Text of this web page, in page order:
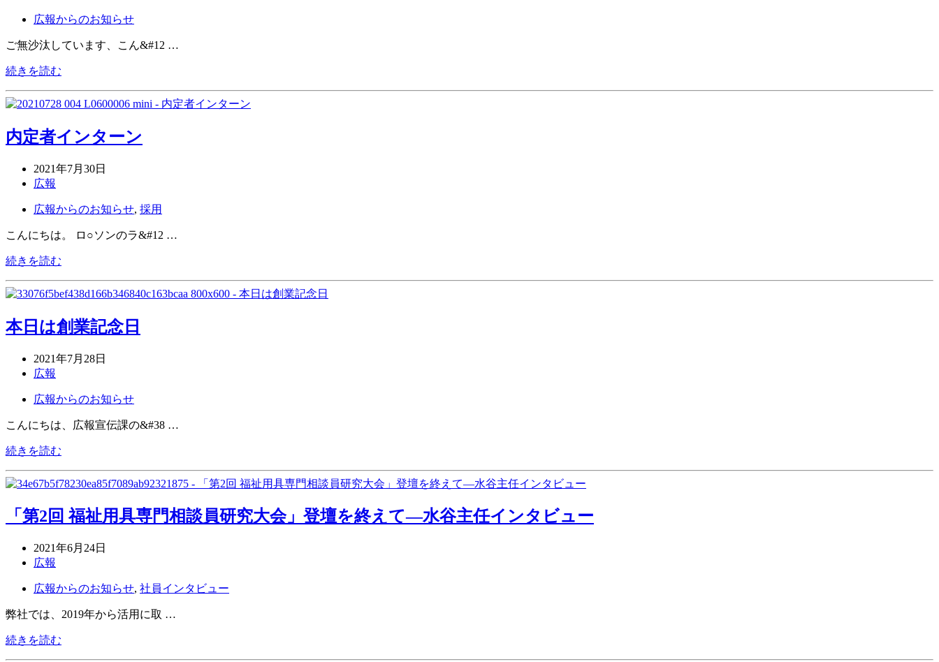
広報からのお知らせ
ご無沙汰しています、こん&#12 …
続きを読む
内定者インターン
2021年7月30日
広報
広報からのお知らせ, 採用
こんにちは。 ロ○ソンのラ&#12 …
続きを読む
本日は創業記念日
2021年7月28日
広報
広報からのお知らせ
こんにちは、広報宣伝課の&#38 …
続きを読む
「第2回 福祉用具専門相談員研究大会」登壇を終えて―水谷主任インタビュー
2021年6月24日
広報
広報からのお知らせ, 社員インタビュー
弊社では、2019年から活用に取 …
続きを読む